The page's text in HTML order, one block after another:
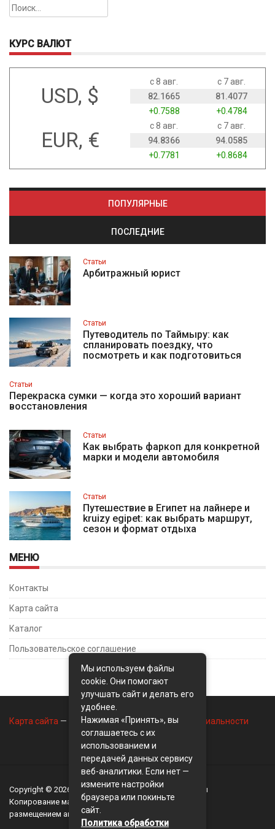
Найти:
КУРС ВАЛЮТ
USD, $
с 8 авг.
с 7 авг.
82.1665
81.4077
+0.7588
+0.4784
EUR, €
с 8 авг.
с 7 авг.
94.8366
94.0585
+0.7781
+0.8684
ПОПУЛЯРНЫЕ
ПОСЛЕДНИЕ
Статьи
Арбитражный юрист
Статьи
Путеводитель по Таймыру: как
спланировать поездку, что
посмотреть и как подготовиться
Статьи
Перекраска сумки — когда это хороший вариант
восстановления
Статьи
Как выбрать фаркоп для конкретной
марки и модели автомобиля
Статьи
Путешествие в Египет на лайнере и
kruizy egipet: как выбрать маршрут,
сезон и формат отдыха
МЕНЮ
Контакты
Карта сайта
Каталог
Пользовательское соглашение
Карта сайта — Контакты— Политика конфиденциальности
Copyright © 2026 BusinessMix- Экономика и финансы
Копирование материалов разрешается, только с
размещением активной ссылки на сайт
Мы используем файлы
cookie. Они помогают
улучшать сайт и делать его
удобнее.
Нажимая «Принять», вы
соглашаетесь с их
использованием и
передачей данных сервису
веб-аналитики. Если нет —
измените настройки
браузера или покиньте
сайт.
Политика обработки